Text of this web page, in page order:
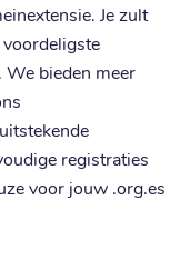
Je zult
voordeligste
We bieden meer
registraties
voor jouw .org.es